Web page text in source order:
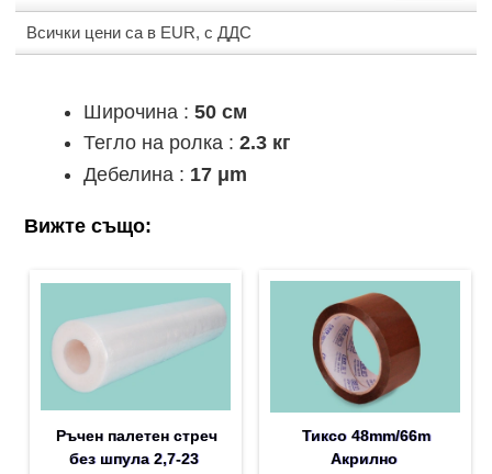
Всички цени са в EUR, с ДДС
Широчина : 50 см
Тегло на ролка : 2.3 кг
Дебелина : 17 μm
Вижте също:
Ръчен палетен стреч
без шпула 2,7-23
Тиксо 48mm/66m
Акрилно